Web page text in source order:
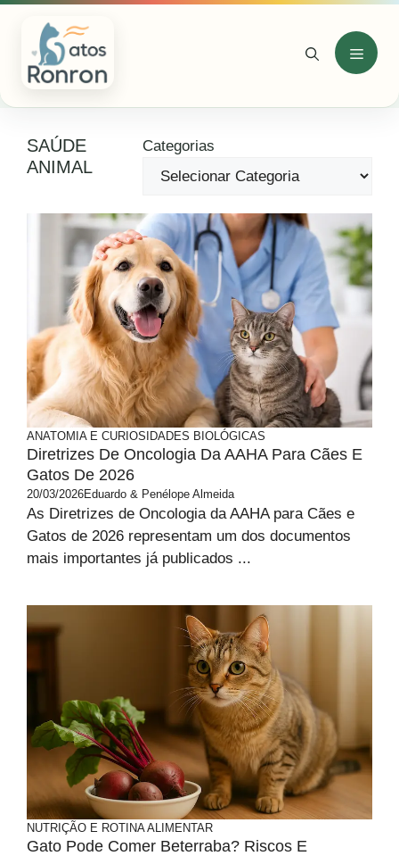
Pular
conteúdo
Menu
SAÚDE
ANIMAL
Categorias
ANATOMIA E CURIOSIDADES BIOLÓGICAS
Diretrizes De Oncologia Da AAHA Para Cães E
Gatos De 2026
20/03/2026Eduardo & Penélope Almeida
As Diretrizes de Oncologia da AAHA para Cães e
Gatos de 2026 representam um dos documentos
mais importantes já publicados ...
NUTRIÇÃO E ROTINA ALIMENTAR
Gato Pode Comer Beterraba? Riscos E